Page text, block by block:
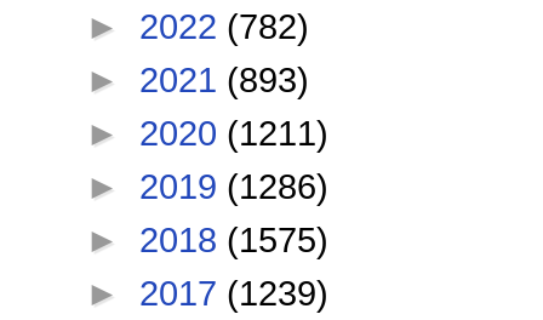
► 2022 (782)
► 2021 (893)
► 2020 (1211)
► 2019 (1286)
► 2018 (1575)
► 2017 (1239)